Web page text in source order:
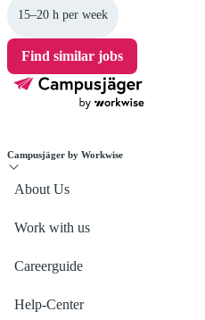
15–20 h per week
Find similar jobs
Campusjäger by Workwise
About Us
Work with us
Careerguide
Help-Center